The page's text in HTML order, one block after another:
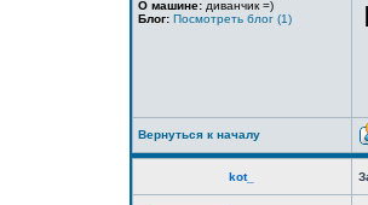
О машине: диванчик =)
Блог: Посмотреть блог (1)
Вернуться к началу
kot_